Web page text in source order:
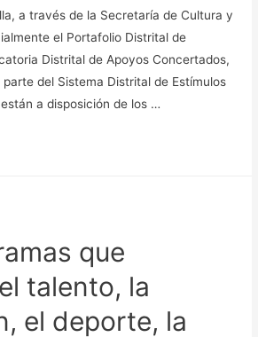
a través de la Secretaría de Cultura y
el Portafolio Distrital de
Distrital de Apoyos Concertados,
del Sistema Distrital de Estímulos
a disposición de los …
que
talento, la
el deporte, la